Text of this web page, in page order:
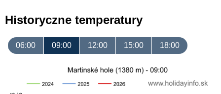
Historyczne temperatury
06:00 09:00 12:00 15:00 18:00